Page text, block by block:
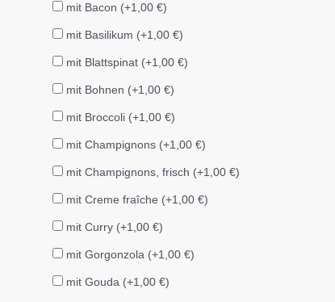
mit Bacon (+1,00 €)
mit Basilikum (+1,00 €)
mit Blattspinat (+1,00 €)
mit Bohnen (+1,00 €)
mit Broccoli (+1,00 €)
mit Champignons (+1,00 €)
mit Champignons, frisch (+1,00 €)
mit Creme fraîche (+1,00 €)
mit Curry (+1,00 €)
mit Gorgonzola (+1,00 €)
mit Gouda (+1,00 €)